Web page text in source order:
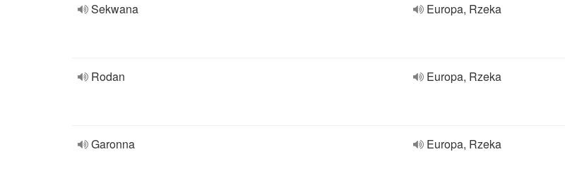
Sekwana Europa, Rzeka
Rodan Europa, Rzeka
Garonna Europa, Rzeka